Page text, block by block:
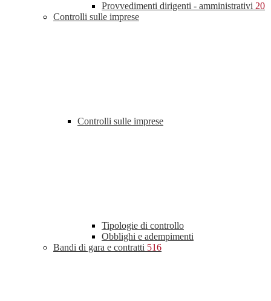
Provvedimenti dirigenti - amministrativi 20
Controlli sulle imprese
Controlli sulle imprese
Tipologie di controllo
Obblighi e adempimenti
Bandi di gara e contratti 516